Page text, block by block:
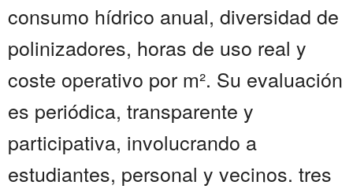
consumo hídrico anual, diversidad de
polinizadores, horas de uso real y
coste operativo por m². Su evaluación
es periódica, transparente y
participativa, involucrando a
estudiantes, personal y vecinos. tres